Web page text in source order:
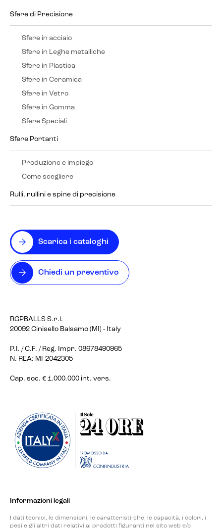
Scarica i cataloghi
Chiedi un preventivo
RGPBALLS S.r.l.
20092 Cinisello Balsamo (MI) - Italy
P.I. / C.F. / Reg. Impr. 08678490965
N. REA: MI-2042305
Cap. soc. € 1.000.000 int. vers.
Sfere di Precisione
Sfere in acciaio
Sfere in Leghe metalliche
Sfere in Plastica
Sfere in Ceramica
Sfere in Vetro
Sfere in Gomma
Sfere Speciali
Sfere Portanti
Produzione e impiego
Come scegliere
Rulli, rullini e spine di precisione
Informazioni legali
I dati tecnici, le dimensioni, le caratteristi-che, le capacità, i colori, i
pesi e gli altri dati relativi ai prodotti figuranti nel sito web e/o